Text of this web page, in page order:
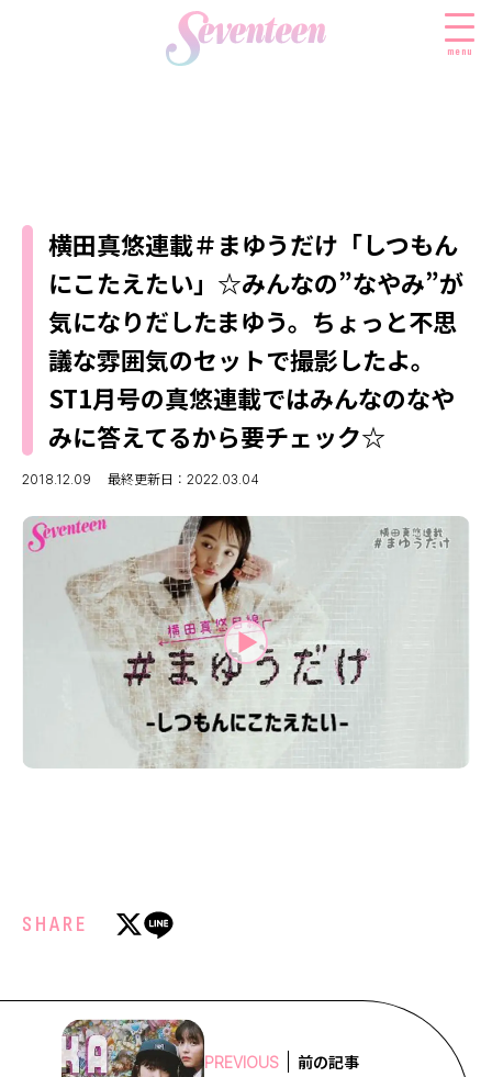
menu
FASHION
ファッションニュース
モデル私服
着回し
着痩せ
BEAUTY
ビューティニュース
トレンドメイク
ベストコスメ
ヘアアレンジ・ヘアケア
スキンケア
ボディケア
SCHOOL
スクールニュース
制服コーデ
勉強・受験・進路
ENTERTAINMENT
エンタメニュース
なにわ男子
LIFESTYLE
ライフスタイルニュース
JKランキング・アワード
モデルの購入品
おでかけ
お悩み相談
JK TREND
JKトレンドニュース
MODELS
MODEL'S BLOG
TikTok
Instagram
YouTube
FORTUNE
ゲッターズ飯田
MISS SEVENTEEN
Seventeenについて
Follow us
横田真悠連載＃まゆうだけ「しつもん
にこたえたい」☆みんなの”なやみ”が
気になりだしたまゆう。ちょっと不思
議な雰囲気のセットで撮影したよ。
ST1月号の真悠連載ではみんなのなや
みに答えてるから要チェック☆
2018.12.09 最終更新日：2022.03.04
SHARE
PREVIOUS 前の記事